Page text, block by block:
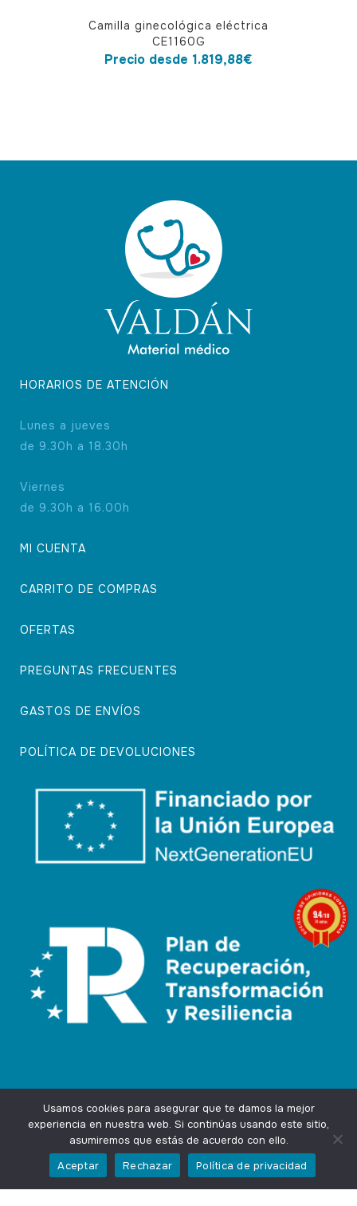
1 nota
se
producto
Camilla ginecológica eléctrica
CE1160G
Precio desde 1.819,88€
HORARIOS DE ATENCIÓN
Lunes a jueves
de 9.30h a 18.30h
Viernes
de 9.30h a 16.00h
MI CUENTA
CARRITO DE COMPRAS
OFERTAS
PREGUNTAS FRECUENTES
GASTOS DE ENVÍOS
POLÍTICA DE DEVOLUCIONES
Design byAgencia Marketing OnlineIngenium.Marketing
Privacidad
Usamos cookies para asegurar que te damos la mejor
experiencia en nuestra web. Si continúas usando este sitio,
asumiremos que estás de acuerdo con ello.
Aceptar
Rechazar Política de privacidad
9.4/10
74 notas